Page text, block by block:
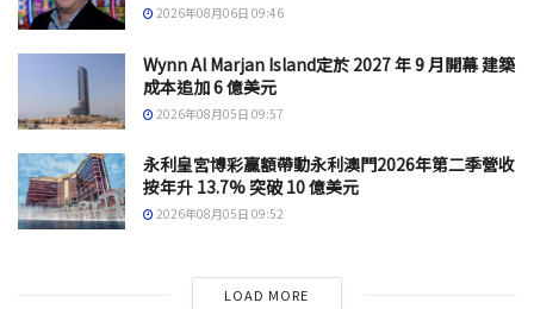
2026年08月06日 09:46
Wynn Al Marjan Island定於 2027 年 9 月開幕 建築
成本追加 6 億美元
2026年08月05日 09:57
永利皇宮博彩贏額帶動永利澳門2026年第二季營收
按年升 13.7% 突破 10 億美元
2026年08月05日 09:52
LOAD MORE